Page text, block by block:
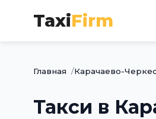
TaxiFirm
Главная Карачаево-
Такси в